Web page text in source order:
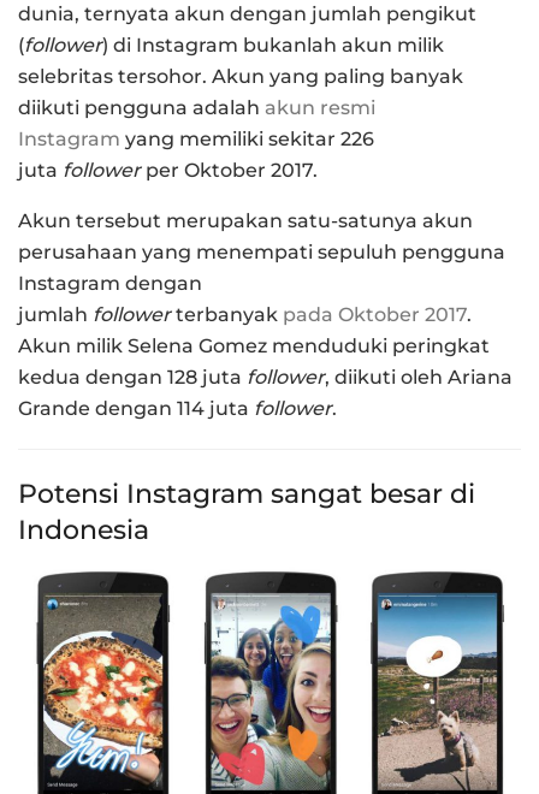
dunia, ternyata akun dengan jumlah pengikut
(follower) di Instagram bukanlah akun milik
selebritas tersohor. Akun yang paling banyak
diikuti pengguna adalah akun resmi
Instagram yang memiliki sekitar 226
juta followerper Oktober 2017.
Akun tersebut merupakan satu-satunya akun
perusahaan yang menempati sepuluh pengguna
Instagram dengan
jumlah followerterbanyak pada Oktober 2017.
Akun milik Selena Gomez menduduki peringkat
kedua dengan 128 juta follower, diikuti oleh Ariana
Grande dengan 114 juta follower.
Potensi Instagram sangat besar di
Indonesia